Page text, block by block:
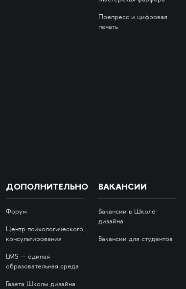
Препресс и цифровая
печать
ДОПОЛНИТЕЛЬНО
Форум
Центр психологического
консультирования
LMS — единая
образовательная среда
Газета Школы дизайна
ВАКАНСИИ
Вакансии в Школе
дизайна
Вакансии для студентов